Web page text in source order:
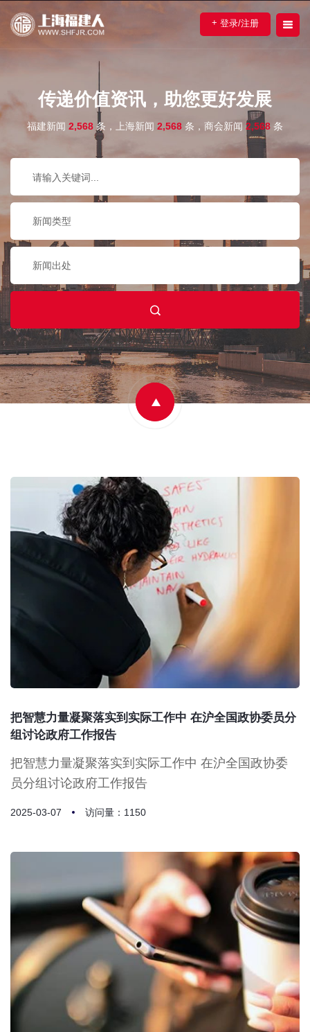
+ 登录/注册
传递价值资讯，助您更好发展
福建新闻 2,568 条，上海新闻 2,568 条，商会新闻 2,568 条
把智慧力量凝聚落实到实际工作中 在沪全国政协委员分
组讨论政府工作报告
把智慧力量凝聚落实到实际工作中 在沪全国政协委
员分组讨论政府工作报告
2025-03-07 访问量：1150